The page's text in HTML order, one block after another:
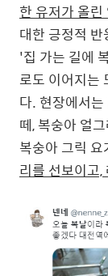
한 유저가 올린
대한 긍정적
'집 가는 길에
로도 이어지는
다. 현장에서
떼, 복숭아 얼
복숭아 그릭
리를 선보이고